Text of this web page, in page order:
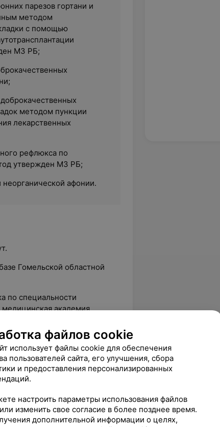
парезов гортани и
методом
с помощью
МЗ РБ;
методом пункции
лекарственных
рефлюкса по
утвержден МЗ РБ;
афонии.
Гомельской областной
по специальности
медицинская академия
медицинская академия
«Диагностика и
путей», 160 ч.
клинический
Президента Республики
файлов cookie
использует файлы cookie для обеспечения
пользователей сайта, его улучшения, сбора
и предоставления персонализированных
настроить параметры использования файлов
изменить свое согласие в более позднее время.
дополнительной информации о целях,